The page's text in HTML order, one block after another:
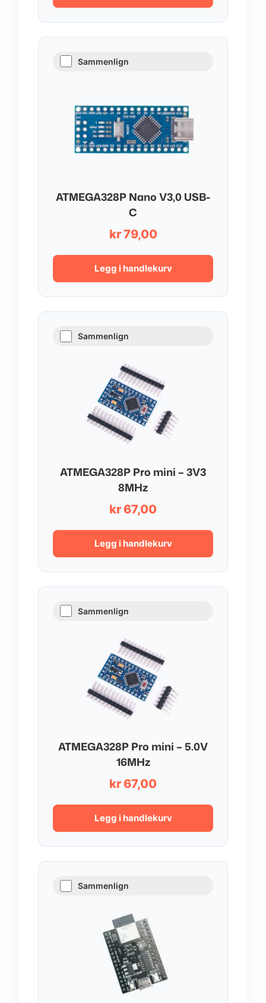
Sammenlign
ATMEGA328P Nano V3,0 USB-
C
kr79,00
Legg i handlekurv
Sammenlign
ATMEGA328P Pro mini – 3V3
8MHz
kr 67,00
Legg i handlekurv
Sammenlign
ATMEGA328P Pro mini – 5.0V
16MHz
kr 67,00
Legg i handlekurv
Sammenlign